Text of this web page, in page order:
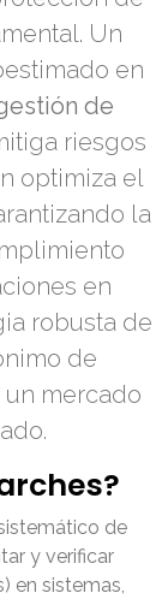
Un
en
de
riesgos
optimiza el
la
en
robusta de
de
mercado
de
y verificar
en sistemas,